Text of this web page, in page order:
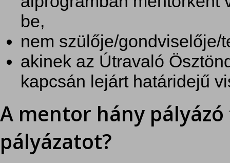
be,
nem szülője/
akinek az Útravaló
kapcsán lejárt határidejű
A mentor hány
pályázatot?